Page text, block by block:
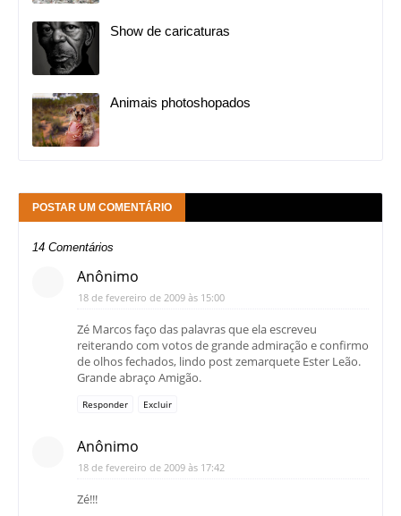
Show de caricaturas
Animais photoshopados
POSTAR UM COMENTÁRIO
14 Comentários
Anônimo
18 de fevereiro de 2009 às 15:00
Zé Marcos faço das palavras que ela escreveu
reiterando com votos de grande admiração e confirmo
de olhos fechados, lindo post zemarquete Ester Leão.
Grande abraço Amigão.
Responder Excluir
Anônimo
18 de fevereiro de 2009 às 17:42
Zé!!!